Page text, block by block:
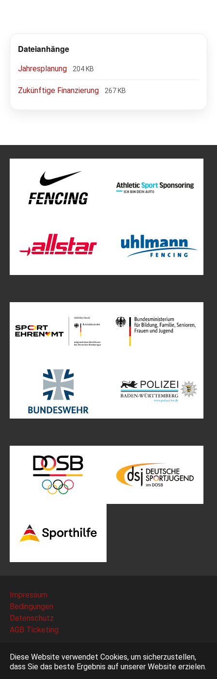
Diese Website verwendet Cookies, um sicherzustellen,
dass Sie das beste Ergebnis auf unserer Website erzielen.
Dateianhänge
Jahresplanung 204 KB
Zukünftige Finanzierung 267 KB
Impressum
Bedingungen
Datenschutz
AGB Ticketing
53117 Bonn